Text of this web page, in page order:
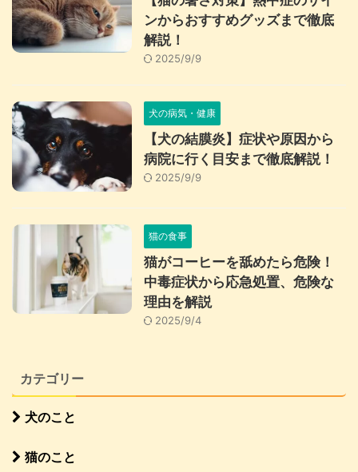
ンからおすすめグッズまで徹底
解説！
2025/9/9
犬の病気・健康
【犬の結膜炎】症状や原因から
病院に行く目安まで徹底解説！
2025/9/9
猫の食事
猫がコーヒーを舐めたら危険！
中毒症状から応急処置、危険な
理由を解説
2025/9/4
カテゴリー
犬のこと
猫のこと